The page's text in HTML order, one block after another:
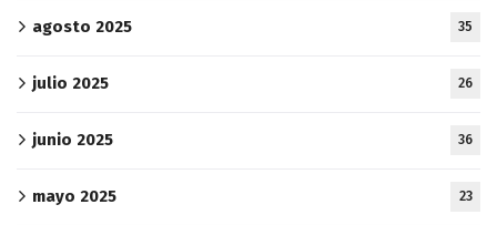
agosto 2025 35
julio 2025 26
junio 2025 36
mayo 2025 23